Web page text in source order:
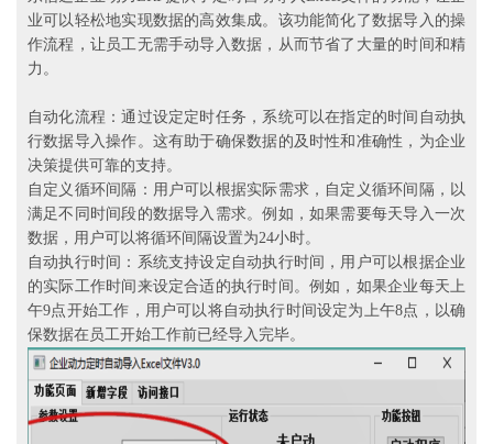
业可以轻松地实现数据的高效集成。该功能简化了数据导入的操
作流程，让员工无需手动导入数据，从而节省了大量的时间和精
力。
自动化流程：通过设定定时任务，系统可以在指定的时间自动执
行数据导入操作。这有助于确保数据的及时性和准确性，为企业
决策提供可靠的支持。
自定义循环间隔：用户可以根据实际需求，自定义循环间隔，以
满足不同时间段的数据导入需求。例如，如果需要每天导入一次
数据，用户可以将循环间隔设置为24小时。
自动执行时间：系统支持设定自动执行时间，用户可以根据企业
的实际工作时间来设定合适的执行时间。例如，如果企业每天上
午9点开始工作，用户可以将自动执行时间设定为上午8点，以确
保数据在员工开始工作前已经导入完毕。